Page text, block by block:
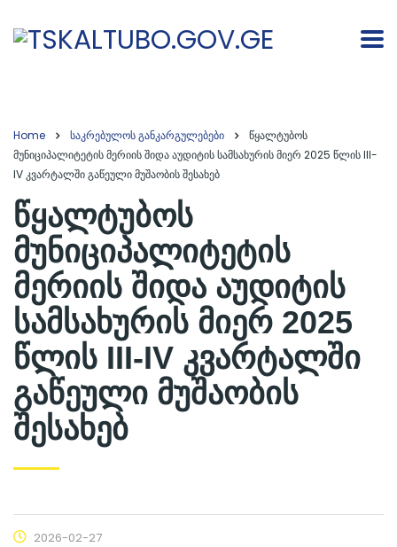
Home საკრებულოს განკარგულებები
წყალტუბოს
მუნიციპალიტეტის მერიის შიდა აუდიტის სამსახურის მიერ 2025 წლის III-
IV კვარტალში გაწეული მუშაობის შესახებ
წყალტუბოს
მუნიციპალიტეტის
მერიის შიდა აუდიტის
სამსახურის მიერ 2025
წლის III-IV კვარტალში
გაწეული მუშაობის
შესახებ
2026-02-27